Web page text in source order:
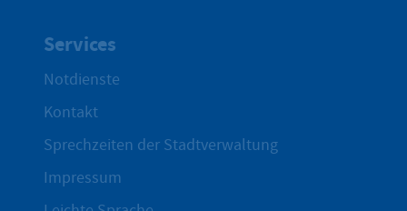
Services
Notdienste
Kontakt
Sprechzeiten der Stadtverwaltung
Impressum